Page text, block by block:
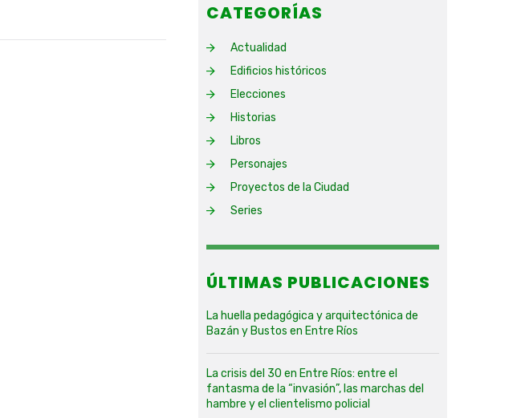
CATEGORÍAS
Actualidad
Edificios históricos
Elecciones
Historias
Libros
Personajes
Proyectos de la Ciudad
Series
ÚLTIMAS PUBLICACIONES
La huella pedagógica y arquitectónica de
Bazán y Bustos en Entre Ríos
La crisis del 30 en Entre Ríos: entre el
fantasma de la “invasión”, las marchas del
hambre y el clientelismo policial